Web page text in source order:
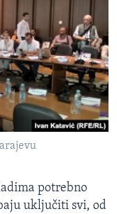
potrebno
uključiti svi, od